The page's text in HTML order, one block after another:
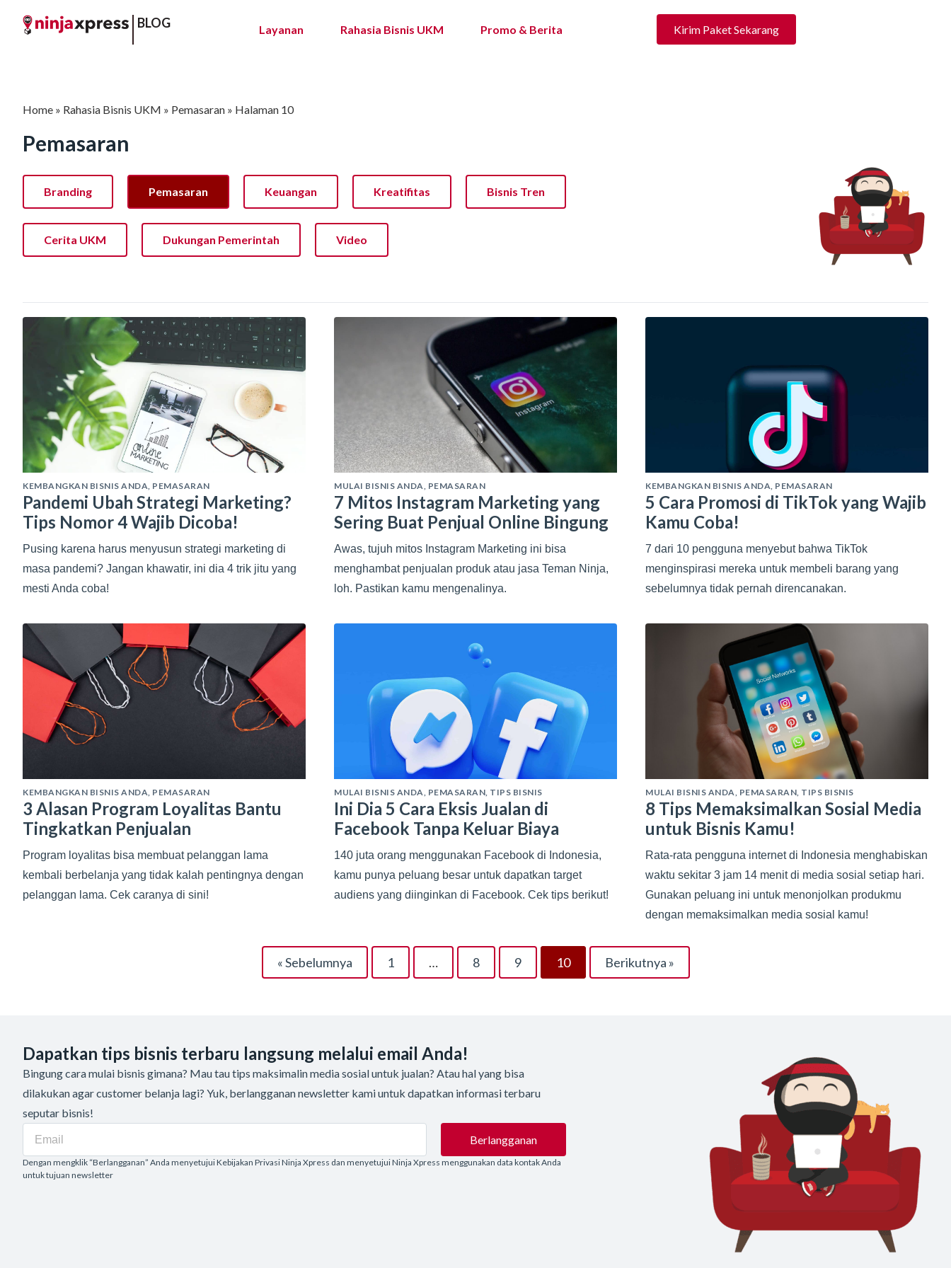
BLOG Layanan Rahasia Bisnis UKM Promo & Berita Kirim Paket Sekarang
Home » Rahasia Bisnis UKM » Pemasaran » Halaman 10
Pemasaran
Branding Pemasaran Keuangan Kreatifitas Bisnis Tren
Cerita UKM Dukungan Pemerintah Video
KEMBANGKAN BISNIS ANDA, PEMASARAN
Pandemi Ubah Strategi Marketing?
Tips Nomor 4 Wajib Dicoba!
Pusing karena harus menyusun strategi marketing di
masa pandemi? Jangan khawatir, ini dia 4 trik jitu yang
mesti Anda coba!
MULAI BISNIS ANDA, PEMASARAN
7 Mitos Instagram Marketing yang
Sering Buat Penjual Online Bingung
Awas, tujuh mitos Instagram Marketing ini bisa
menghambat penjualan produk atau jasa Teman Ninja,
loh. Pastikan kamu mengenalinya.
KEMBANGKAN BISNIS ANDA, PEMASARAN
5 Cara Promosi di TikTok yang Wajib
Kamu Coba!
7 dari 10 pengguna menyebut bahwa TikTok
menginspirasi mereka untuk membeli barang yang
sebelumnya tidak pernah direncanakan.
KEMBANGKAN BISNIS ANDA, PEMASARAN
3 Alasan Program Loyalitas Bantu
Tingkatkan Penjualan
Program loyalitas bisa membuat pelanggan lama
kembali berbelanja yang tidak kalah pentingnya dengan
pelanggan lama. Cek caranya di sini!
MULAI BISNIS ANDA, PEMASARAN, TIPS BISNIS
Ini Dia 5 Cara Eksis Jualan di
Facebook Tanpa Keluar Biaya
140 juta orang menggunakan Facebook di Indonesia,
kamu punya peluang besar untuk dapatkan target
audiens yang diinginkan di Facebook. Cek tips berikut!
MULAI BISNIS ANDA, PEMASARAN, TIPS BISNIS
8 Tips Memaksimalkan Sosial Media
untuk Bisnis Kamu!
Rata-rata pengguna internet di Indonesia menghabiskan
waktu sekitar 3 jam 14 menit di media sosial setiap hari.
Gunakan peluang ini untuk menonjolkan produkmu
dengan memaksimalkan media sosial kamu!
« Sebelumnya 1 … 8 9 10 Berikutnya »
Dapatkan tips bisnis terbaru langsung melalui email Anda!
Bingung cara mulai bisnis gimana? Mau tau tips maksimalin media sosial untuk jualan? Atau hal yang bisa
dilakukan agar customer belanja lagi? Yuk, berlangganan newsletter kami untuk dapatkan informasi terbaru
seputar bisnis!
Berlangganan
Dengan mengklik “Berlangganan” Anda menyetujui Kebijakan Privasi Ninja Xpress dan menyetujui Ninja Xpress menggunakan data kontak Anda
untuk tujuan newsletter